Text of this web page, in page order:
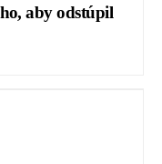
aby odstúpil